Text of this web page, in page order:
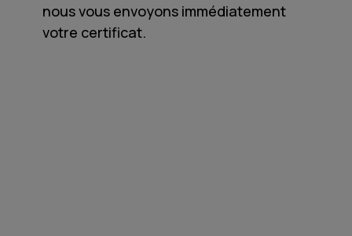
nous vous envoyons immédiatement
votre certificat.